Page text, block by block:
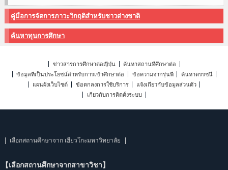
คู่มือการจัดการภาวะวิกฤติสำหรับชาวต่างชาติ
ค้นหาทุนการศึกษา
ข่าวสารการศึกษาต่อญี่ปุ่น
ค้นหาสถานที่ศึกษาต่อ
ข้อมูลที่เป็นประโยชน์สำหรับการเข้าศึกษาต่อ
ข้อความจากรุ่นพี่
ค้นหาดรรชนี
แผนผังเว็บไซต์
ข้อตกลงการใช้บริการ
แจ้งเกี่ยวกับข้อมูลส่วนตัว
เกี่ยวกับการติดตั้งระบบ
เลือกสถานศึกษาจาก เฮียวโกะมหาวิทยาลัย
【เลือกสถานศึกษาจากสาขาวิชา】